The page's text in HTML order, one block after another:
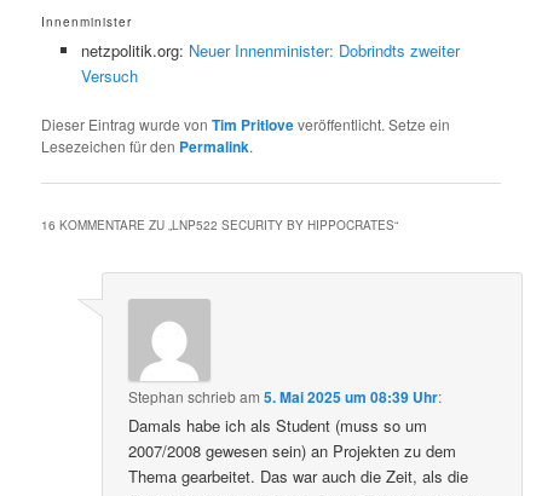
Innenminister
netzpolitik.org: Neuer Innenminister: Dobrindts zweiter
Versuch
Dieser Eintrag wurde vonTim Pritloveveröffentlicht. Setze ein
Lesezeichen für den Permalink.
16 KOMMENTARE ZU „LNP522 SECURITY BY HIPPOCRATES“
Stephan schriebam5. Mai 2025 um 08:39 Uhr:
Damals habe ich als Student (muss so um
2007/2008 gewesen sein) an Projekten zu dem
Thema gearbeitet. Das war auch die Zeit, als die